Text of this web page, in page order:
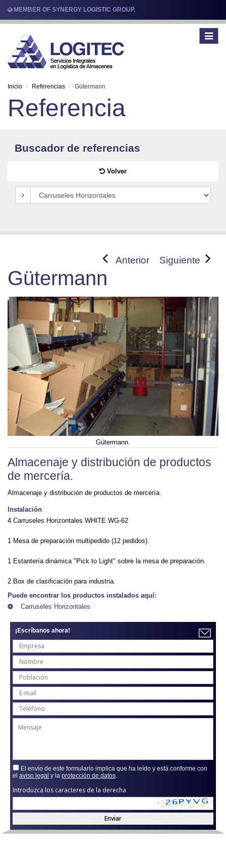
MEMBER OF SYNERGY LOGISTIC GROUP.
Toggle
Inicio Referencias Gütermann
Referencia
Buscador de referencias
Volver
Anterior Siguiente
Gütermann
Gütermann.
Almacenaje y distribución de productos
de mercería.
Almacenaje y distribución de productos de mercería.
Instalación
4 Carruseles Horizontales WHITE WG-62
1 Mesa de preparación multipedido (12 pedidos).
1 Estantería dinámica "Pick to Light" sobre la mesa de preparación.
2 Box de clasificación para industria.
Puede encontrar los productos instalados aquí:
Carruseles Horizontales
¡Escríbanos ahora!
El envío de este formulario implica que ha leído y está conforme con
el aviso legal y la protección de datos
Introduzca los caracteres de la derecha
Enviar